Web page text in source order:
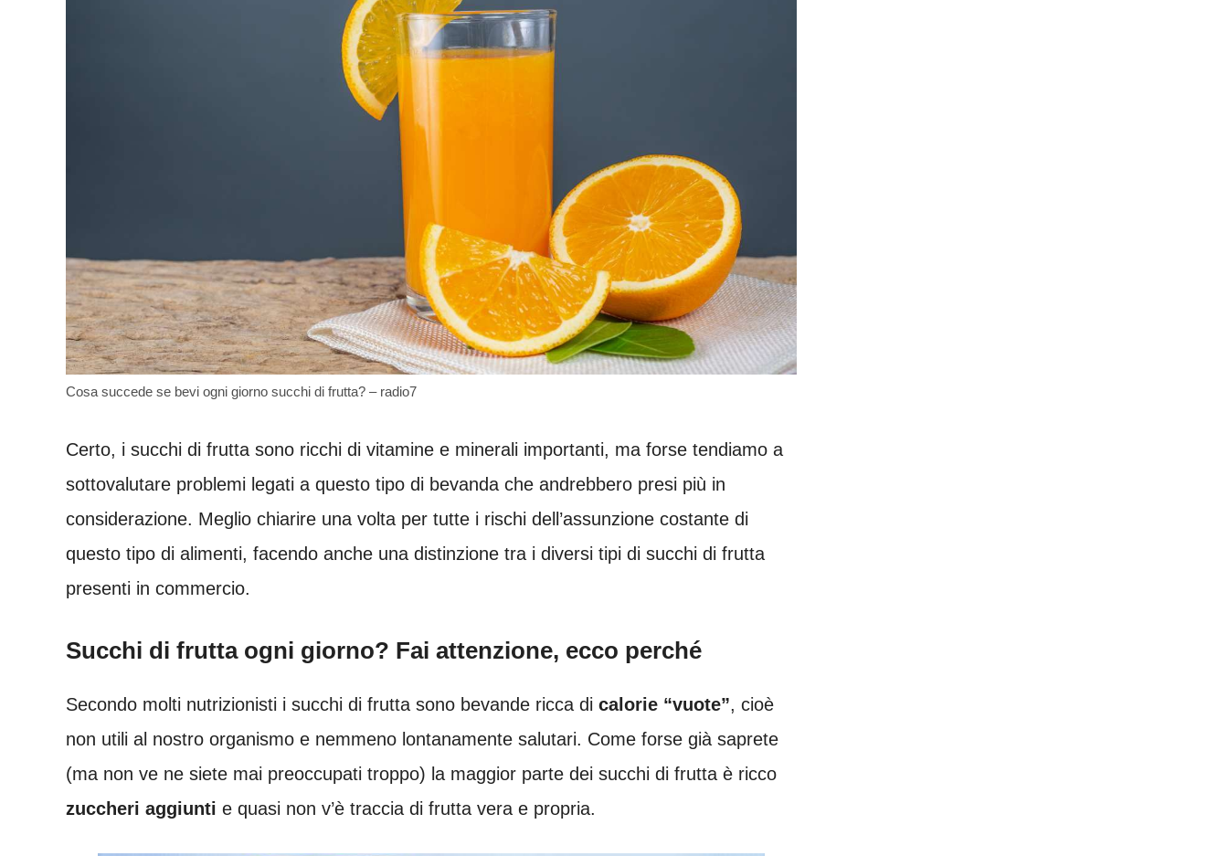
Cosa succede se bevi ogni giorno succhi di frutta? – radio7
Certo, i succhi di frutta sono ricchi di vitamine e minerali importanti, ma forse tendiamo a
sottovalutare problemi legati a questo tipo di bevanda che andrebbero presi più in
considerazione. Meglio chiarire una volta per tutte i rischi dell’assunzione costante di
questo tipo di alimenti, facendo anche una distinzione tra i diversi tipi di succhi di frutta
presenti in commercio.
Succhi di frutta ogni giorno? Fai attenzione, ecco perché
Secondo molti nutrizionisti i succhi di frutta sono bevande ricca di calorie “vuote”, cioè
non utili al nostro organismo e nemmeno lontanamente salutari. Come forse già saprete
(ma non ve ne siete mai preoccupati troppo) la maggior parte dei succhi di frutta è ricco
zuccheri aggiunti e quasi non v’è traccia di frutta vera e propria.